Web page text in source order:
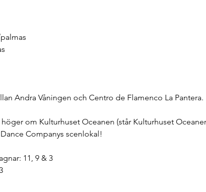
Andra Våningen och Centro de Flamenco La Pantera.
om Kulturhuset Oceanen (står Kulturhuset
Companys scenlokal!
11, 9 & 3